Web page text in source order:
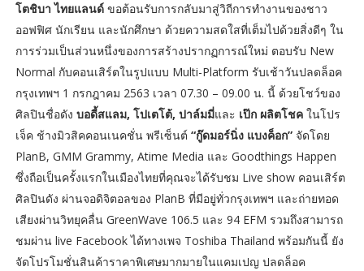
โตชิบา ไทยแลนด์ขอต้อนรับการกลับมาสู่วิถีการทำงานของชาว
ออฟฟิศ นักเรียน และนักศึกษา ด้วยความสดใสที่เต็มไปด้วยสิ่งดีๆ ใน
การร่วมเป็นส่วนหนึ่งของการสร้างปรากฏการณ์ใหม่ ตอบรับ New
Normal กับคอนเสิร์ตในรูปแบบ Multi-Platform รับเช้าวันปลดล็อค
กรุงเทพฯ 1 กรกฎาคม 2563 เวลา 07.30 – 09.00 น. นี้ ด้วยโชว์ของ
ศิลปินชื่อดัง บอดี้สแลม, โปเตโต้, ปาล์มมี่และ เป๊ก ผลิตโชค ในโปร
เจ็ค ช้างมิวสิคคอนเนคชั่น พรีเซ็นต์ “กู๊ดมอร์นิ่ง แบงค็อก”จัดโดย
PlanB, GMM Grammy, Atime Media และ Goodthings Happen
ซึ่งถือเป็นครั้งแรกในเมืองไทยที่คุณจะได้รับชม Live show คอนเสิร์ต
ศิลปินดัง ผ่านจอดิจิตอลของ PlanB ที่มีอยู่ทั่วกรุงเทพฯ และถ่ายทอด
เสียงผ่านวิทยุคลื่น GreenWave 106.5 และ 94 EFM รวมถึงสามารถ
ชมผ่าน live Facebook ได้ทางเพจ Toshiba Thailand พร้อมกันนี้ ยัง
จัดโปรโมชั่นสินค้าราคาพิเศษมากมายในแคมเปญ ปลดล็อค